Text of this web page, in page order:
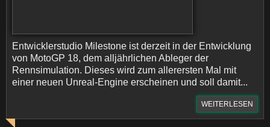
Entwicklerstudio Milestone ist derzeit in der Entwicklung
von MotoGP 18, dem alljährlichen Ableger der
Rennsimulation. Dieses wird zum allerersten Mal mit
einer neuen Unreal-Engine erscheinen und soll damit...
WEITERLESEN